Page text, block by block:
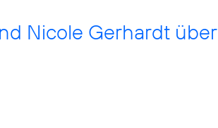
Nicole Gerhardt über